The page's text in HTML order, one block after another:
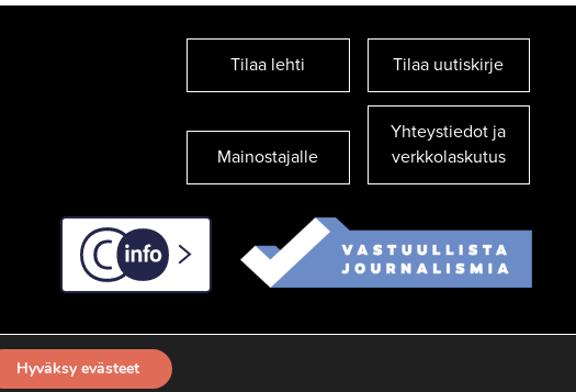
Tilaa lehti Tilaa uutiskirje
Mainostajalle
Yhteystiedot ja
verkkolaskutus
C-info
Hyväksy evästeet